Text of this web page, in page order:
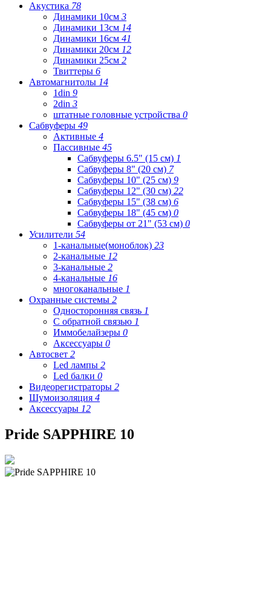
Акустика 78
Динамики 10см 3
Динамики 13см 14
Динамики 16см 41
Динамики 20см 12
Динамики 25см 2
Твиттеры 6
Автомагнитолы 14
1din 9
2din 3
штатные головные устройства 0
Сабвуферы 49
Активные 4
Пассивные 45
Сабвуферы 6.5" (15 см) 1
Сабвуферы 8" (20 см) 7
Сабвуферы 10" (25 см) 9
Сабвуферы 12" (30 см) 22
Сабвуферы 15" (38 см) 6
Сабвуферы 18" (45 см) 0
Сабвуферы от 21" (53 см) 0
Усилители 54
1-канальные(моноблок) 23
2-канальные 12
3-канальные 2
4-канальные 16
многоканальные 1
Охранные системы 2
Односторонняя связь 1
С обратной связью 1
Иммобелайзеры 0
Аксессуары 0
Автосвет 2
Led лампы 2
Led балки 0
Видеорегистраторы 2
Шумоизоляция 4
Аксессуары 12
Pride SAPPHIRE 10